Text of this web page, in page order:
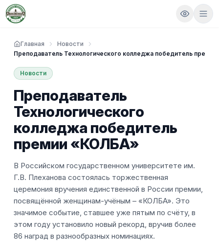
Главная
Новости
Преподаватель Технологического колледжа победитель
Новости
Преподаватель
Технологического
колледжа победитель
премии «КОЛБА»
В Российском государственном университете им.
Г.В. Плеханова состоялась торжественная
церемония вручения единственной в России премии,
посвящённой женщинам-учёным – «КОЛБА». Это
значимое событие, ставшее уже пятым по счёту, в
этом году установило новый рекорд, вручив более
86 наград в разнообразных номинациях.